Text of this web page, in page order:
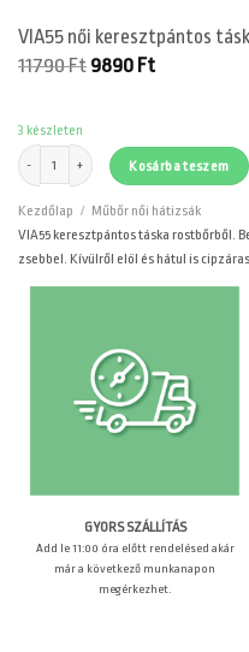
VIA55 női keresztpántos
11790Ft Original
9890 FtCurrent
3 készleten
VIA55 női keresztpántos táska, rostbőr,
Kosárba teszem
Kezdőlap / Műbőr női hátizsák
VIA55 keresztpántos táska rostbőrből.
zsebbel. Kívülről elöl és hátul is
GYORS SZÁLLÍTÁS
Add le 11:00 óra előtt rendelésed akár
már a következő munkanapon
megérkezhet.